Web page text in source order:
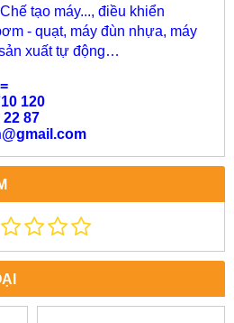
tạo máy..., điều khiển
- quạt, máy đùn nhựa, máy
xuất tự động…
120
87